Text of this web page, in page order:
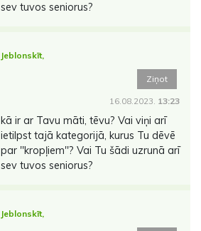
sev tuvos seniorus?
Jeblonskīt,
Ziņot
16.08.2023. 13:23
kā ir ar Tavu māti, tēvu? Vai viņi arī
ietilpst tajā kategorijā, kurus Tu dēvē
par ''kropļiem''? Vai Tu šādi uzrunā arī
sev tuvos seniorus?
Jeblonskīt,